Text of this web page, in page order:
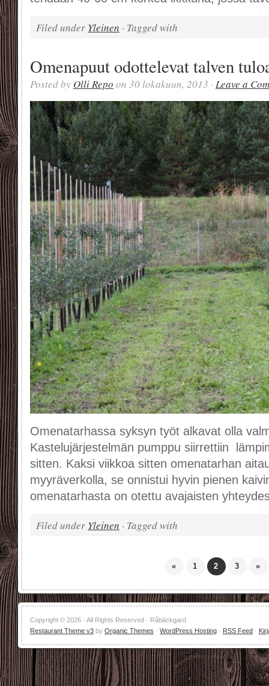
Filed under Yleinen · Tagged with
Omenapuut odottelevat talven
Posted by Olli Repo on 30 lokakuun, 2013 · Leave a
Omenatarhassa syksyn työt alkavat olla
Kastelujärjestelmän pumppu siirrettiin
sitten. Kaksi viikkoa sitten omenatarhan
myyräverkolla, se onnistui hyvin pienen
omenatarhasta on otettu avajaisten
Filed under Yleinen · Tagged with
« 1 2 3 »
Copyright © 2026 · All Rights Reserved · Råbäckgard
Restaurant Theme v3 by Organic Themes · WordPress Hosting · RSS Feed ·